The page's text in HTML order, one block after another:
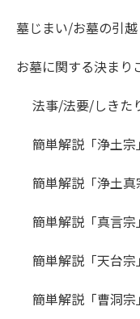
墓じまい/お墓の引越
お墓に関する決まり
法事/法要/しきた
簡単解説「浄土宗」
簡単解説「浄土真
簡単解説「真言宗」
簡単解説「天台宗」
簡単解説「曹洞宗」